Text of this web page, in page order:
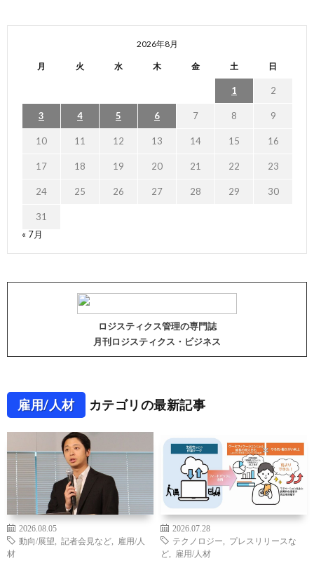
2026年8月
月 火 水 木 金 土 日
1 2
3 4 5 6 7 8 9
10 11 12 13 14 15 16
17 18 19 20 21 22 23
24 25 26 27 28 29 30
31
« 7月
ロジスティクス管理の専門誌
月刊ロジスティクス・ビジネス
雇用/人材 カテゴリの最新記事
2026.08.05
動向/展望
記者会見など
雇用/人
材
2026.07.28
テクノロジー
プレスリリースな
ど
雇用/人材